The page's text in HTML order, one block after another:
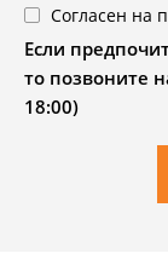
Согласен на
Если
то позвоните
18:00)